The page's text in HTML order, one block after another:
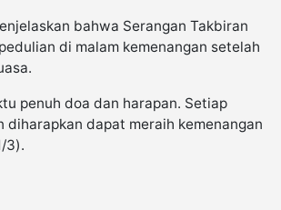
bahwa Serangan Takbiran
di malam kemenangan setelah
penuh doa dan harapan. Setiap
dapat meraih kemenangan
3).